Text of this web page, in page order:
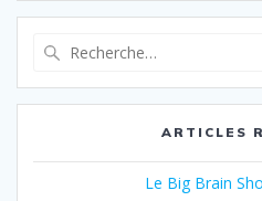
:
ARTICLES
Le Big Brain